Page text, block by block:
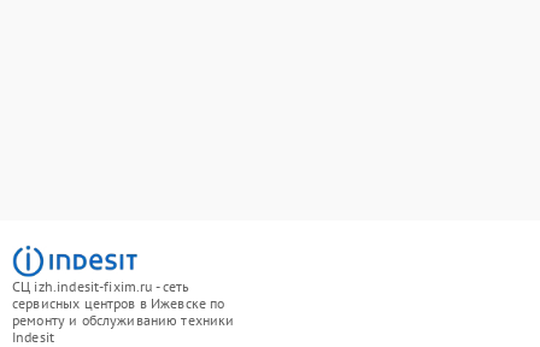
СЦ izh.indesit-fixim.ru - сеть
сервисных центров в Ижевске по
ремонту и обслуживанию техники
Indesit